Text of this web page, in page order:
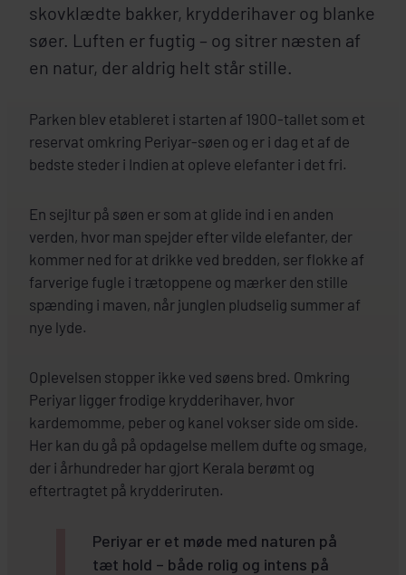
skovklædte bakker, krydderihaver og blanke
søer. Luften er fugtig – og sitrer næsten af
en natur, der aldrig helt står stille.
Parken blev etableret i starten af 1900-tallet som et
reservat omkring Periyar-søen og er i dag et af de
bedste steder i Indien at opleve elefanter i det fri.
En sejltur på søen er som at glide ind i en anden
verden, hvor man spejder efter vilde elefanter, der
kommer ned for at drikke ved bredden, ser flokke af
farverige fugle i trætoppene og mærker den stille
spænding i maven, når junglen pludselig summer af
nye lyde.
Oplevelsen stopper ikke ved søens bred. Omkring
Periyar ligger frodige krydderihaver, hvor
kardemomme, peber og kanel vokser side om side.
Her kan du gå på opdagelse mellem dufte og smage,
der i århundreder har gjort Kerala berømt og
eftertragtet på krydderiruten.
Periyar er et møde med naturen på
tæt hold – både rolig og intens på